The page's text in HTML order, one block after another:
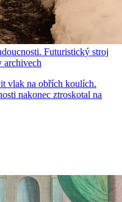
Futuristický stroj
archivech
vlak na obřích koulích.
nakonec ztroskotal na